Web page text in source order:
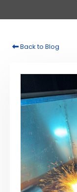
Back to Blog